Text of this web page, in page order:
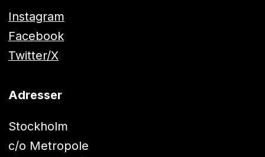
Instagram
Facebook
Twitter/X
Adresser
Stockholm
c/o Metropole